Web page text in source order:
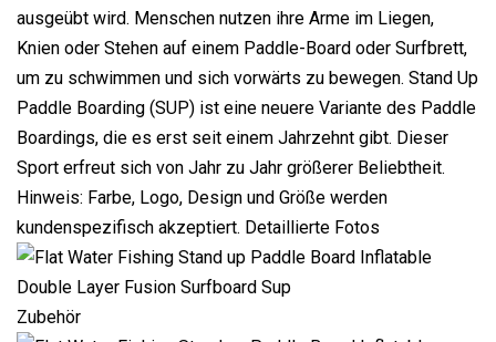
ausgeübt wird. Menschen nutzen ihre Arme im Liegen,
Knien oder Stehen auf einem Paddle-Board oder Surfbrett,
um zu schwimmen und sich vorwärts zu bewegen. Stand Up
Paddle Boarding (SUP) ist eine neuere Variante des Paddle
Boardings, die es erst seit einem Jahrzehnt gibt. Dieser
Sport erfreut sich von Jahr zu Jahr größerer Beliebtheit.
Hinweis: Farbe, Logo, Design und Größe werden
kundenspezifisch akzeptiert. Detaillierte Fotos
Zubehör